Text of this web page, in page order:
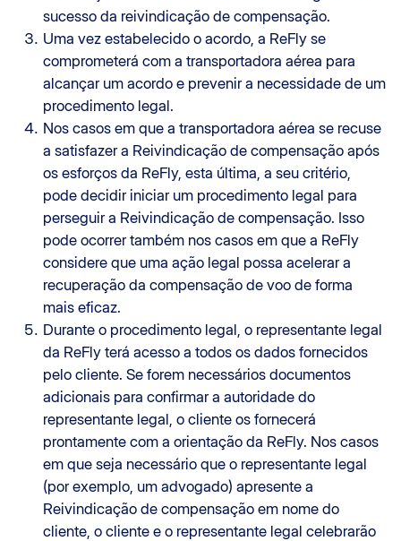
sucesso da reivindicação de compensação.
Uma vez estabelecido o acordo, a ReFly se
comprometerá com a transportadora aérea para
alcançar um acordo e prevenir a necessidade de um
procedimento legal.
Nos casos em que a transportadora aérea se recuse
a satisfazer a Reivindicação de compensação após
os esforços da ReFly, esta última, a seu critério,
pode decidir iniciar um procedimento legal para
perseguir a Reivindicação de compensação. Isso
pode ocorrer também nos casos em que a ReFly
considere que uma ação legal possa acelerar a
recuperação da compensação de voo de forma
mais eficaz.
Durante o procedimento legal, o representante legal
da ReFly terá acesso a todos os dados fornecidos
pelo cliente. Se forem necessários documentos
adicionais para confirmar a autoridade do
representante legal, o cliente os fornecerá
prontamente com a orientação da ReFly. Nos casos
em que seja necessário que o representante legal
(por exemplo, um advogado) apresente a
Reivindicação de compensação em nome do
cliente, o cliente e o representante legal celebrarão